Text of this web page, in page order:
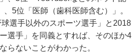
5位「医師（歯科医師含む）」。
選手以外のスポーツ選手」と2018
選手」を同義とすれば、そのほか4
らないことがわかった。